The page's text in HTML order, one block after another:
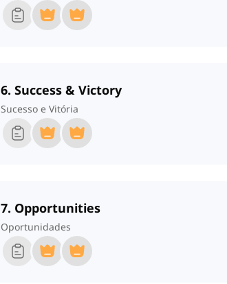
6. Success & Victory
Sucesso e Vitória
7. Opportunities
Oportunidades